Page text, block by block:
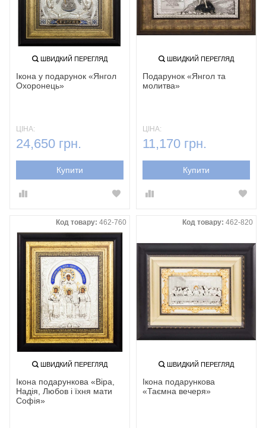
ШВИДКИЙ ПЕРЕГЛЯД
Ікона у подарунок «Янгол
Охоронець‎»
ЦІНА:
24,650 грн.
Купити
ШВИДКИЙ ПЕРЕГЛЯД
Подарунок «Янгол та
молитва»
ЦІНА:
11,170 грн.
Купити
Код товару: 462-760
ШВИДКИЙ ПЕРЕГЛЯД
Ікона подарункова «Віра,
Надія, Любов і їхня мати
Софія‎»
Код товару: 462-820
ШВИДКИЙ ПЕРЕГЛЯД
Ікона подарункова
«Таємна вечеря»